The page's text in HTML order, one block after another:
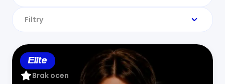
Filtry
Elite
Brak ocen